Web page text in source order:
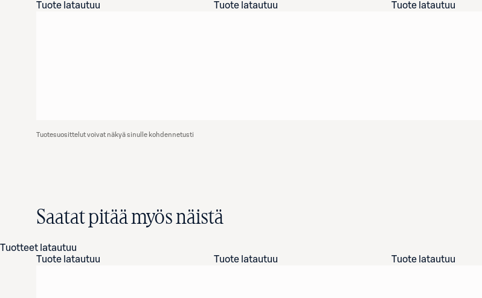
Tuote latautuu
Tuote latautuu Tuote latautuu
Tuotesuosittelut voivat näkyä sinulle kohdennetusti
Saatat pitää myös näistä
Tuotteet latautuu
Tuote latautuu
Tuote latautuu Tuote latautuu